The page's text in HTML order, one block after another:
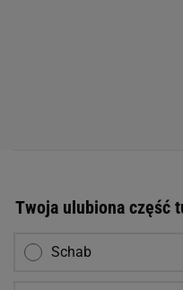
Twoja ulubiona część
Schab